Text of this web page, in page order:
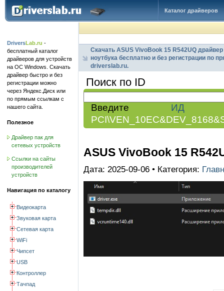
Каталог драйверов
DriversLab.ru -
бесплатный каталог
драйверов для устройств
на ОС Windows. Скачать
драйвер быстро и без
регистрации можно
через Яндекс.Диск или
по прямым ссылкам с
нашего сайта.
Полезное
Драйвер пак для
сетевых устройств
Ссылки на сайты
производителей
устройств
Навигация по каталогу
Видеокарта
Звуковая карта
Сетевая карта
WiFi
Чипсет
USB
Контроллер
Тачпад
Скачать ASUS VivoBook 15 R542UQ
ноутбука бесплатно и без регистрации по
driverslab.ru.
Поиск по ID
Введите ИД
ASUS VivoBook 15
Дата: 2025-09-06 • Категория: